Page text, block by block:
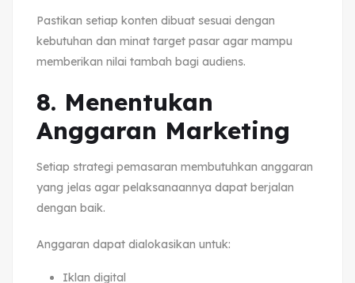
Pastikan setiap konten dibuat sesuai dengan
kebutuhan dan minat target pasar agar mampu
memberikan nilai tambah bagi audiens.
8. Menentukan
Anggaran Marketing
Setiap strategi pemasaran membutuhkan anggaran
yang jelas agar pelaksanaannya dapat berjalan
dengan baik.
Anggaran dapat dialokasikan untuk:
Iklan digital